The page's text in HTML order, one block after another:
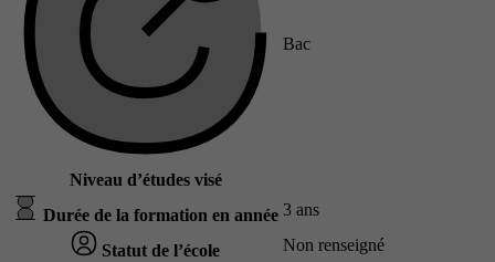
Niveau d’études visé
Bac
Durée de la formation en année 3 ans
Statut de l’école Non renseigné